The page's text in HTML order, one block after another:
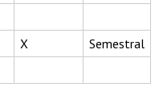
X Semestral